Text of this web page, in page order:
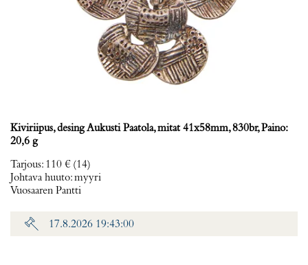
Kiviriipus, desing Aukusti Paatola, mitat 41x58mm, 830br, Paino:
20,6 g
Tarjous: 110 € (14)
Johtava huuto:myyri
Vuosaaren Pantti
17.8.2026 19:43:00